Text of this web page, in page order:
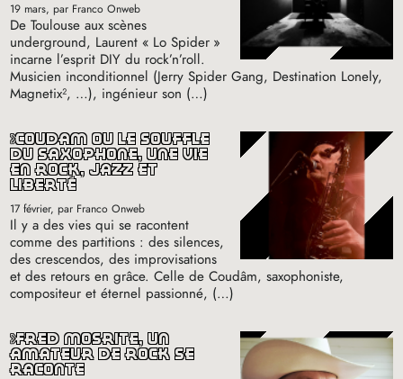
19 mars, par Franco Onweb
De Toulouse aux scènes
underground, Laurent « Lo Spider »
incarne l’esprit DIY du rock’n’roll.
Musicien inconditionnel (Jerry Spider Gang, Destination Lonely,
Magnetix², …), ingénieur son (…)
coudâm ou le souffle
du saxophone, une vie
en rock, jazz et
liberté
17 février, par Franco Onweb
Il y a des vies qui se racontent
comme des partitions : des silences,
des crescendos, des improvisations
et des retours en grâce. Celle de Coudâm, saxophoniste,
compositeur et éternel passionné, (…)
fred mosrite, un
amateur de rock se
raconte